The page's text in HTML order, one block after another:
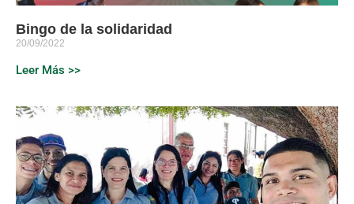
Bingo de la solidaridad
20/09/2022
Leer Más >>